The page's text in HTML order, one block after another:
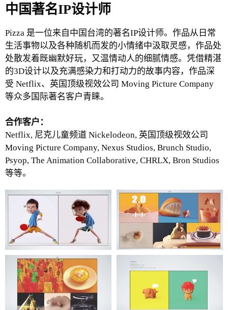
中国著名IP设计师
Pizza 是一位来自中国台湾的著名IP设计师。作品从日常
生活事物以及各种随机而发的小情绪中汲取灵感，作品处
处散发着既幽默好玩，又温情动人的细腻情感。凭借精湛
的3D设计以及充满感染力和打动力的故事内容，作品深
受 Netflix、英国顶级视效公司 Moving Picture Company
等众多国际著名客户青睐。
合作客户：
Netflix, 尼克儿童频道 Nickelodeon, 英国顶级视效公司
Moving Picture Company, Nexus Studios, Brunch Studio,
Psyop, The Animation Collaborative, CHRLX, Bron Studios
等等。